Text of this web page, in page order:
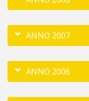
ANNO 2007
ANNO 2006